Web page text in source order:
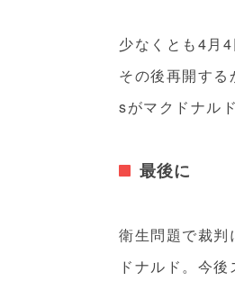
少なくとも4月
その後再開す
sがマクドナル
最後に
衛生問題で裁判
ドナルド。今